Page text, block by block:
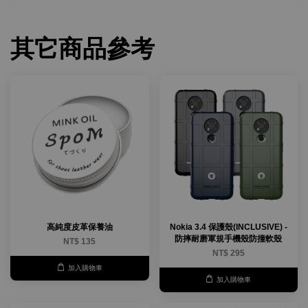
其它商品參考
高純度皮革保養油
NT$ 135
加入購物車
Nokia 3.4 保護殼(INCLUSIVE) -
防摔耐磨軍規手機殼防撞軟殼
NT$ 295
加入購物車